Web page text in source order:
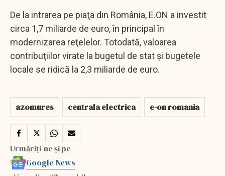
De la intrarea pe piaţa din România, E.ON a investit
circa 1,7 miliarde de euro, în principal în
modernizarea reţelelor. Totodată, valoarea
contribuţiilor virate la bugetul de stat şi bugetele
locale se ridică la 2,3 miliarde de euro.
azomures centrala electrica e-on romania
Urmăriți-ne și pe
Google News